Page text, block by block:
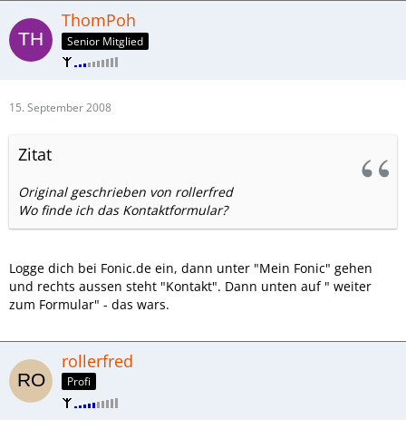
ThomPoh
Senior Mitglied
15. September 2008
Zitat
Original geschrieben von rollerfred
Wo finde ich das Kontaktformular?
Logge dich bei Fonic.de ein, dann unter "Mein Fonic" gehen
und rechts aussen steht "Kontakt". Dann unten auf " weiter
zum Formular" - das wars.
rollerfred
Profi